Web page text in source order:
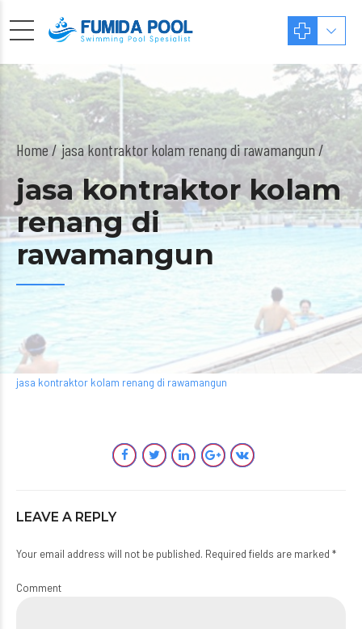
Home jasa kontraktor kolam renang di rawamangun /
jasa kontraktor kolam
renang di
rawamangun
jasa kontraktor kolam renang di rawamangun
LEAVE A REPLY
Your email address will not be published. Required fields are marked *
Comment